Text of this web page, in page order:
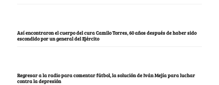
Así encontraron el cuerpo del cura Camilo Torres, 60 años después de haber sido
escondido por un general del Ejército
Regresar a la radio para comentar fútbol, la solución de Iván Mejía para luchar
contra la depresión